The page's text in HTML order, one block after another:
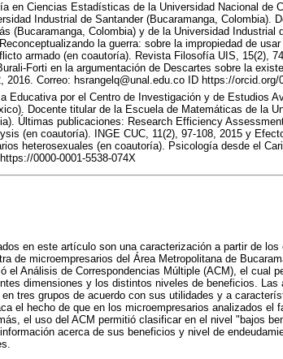
en Ciencias Estadísticas de la Universidad Nacional de
Industrial de Santander (Bucaramanga, Colombia).
(Bucaramanga, Colombia) y de la Universidad Industrial
la guerra: sobre la impropiedad de
armado (en coautoría). Revista Filosofía UIS, 15(2),
Forti en la argumentación de Descartes sobre la
2016. Correo: hsrangelq@unal.edu.co ID https://orcid.org/
Educativa por el Centro de Investigación y de Estudios
Docente titular de la Escuela de Matemáticas de la
Últimas publicaciones: Research Efficiency
(en coautoría). INGE CUC, 11(2), 97-108, 2015 y
heterosexuales (en coautoría). Psicología desde el
0000-0001-5538-074X
en este artículo son una caracterización a partir de
de microempresarios del Área Metropolitana de
el Análisis de Correspondencias Múltiple (ACM), el cual
dimensiones y los distintos niveles de beneficios.
tres grupos de acuerdo con sus utilidades y a
el hecho de que en los microempresarios analizados el
el uso del ACM permitió clasificar en el nivel "bajos
acerca de sus beneficios y nivel de